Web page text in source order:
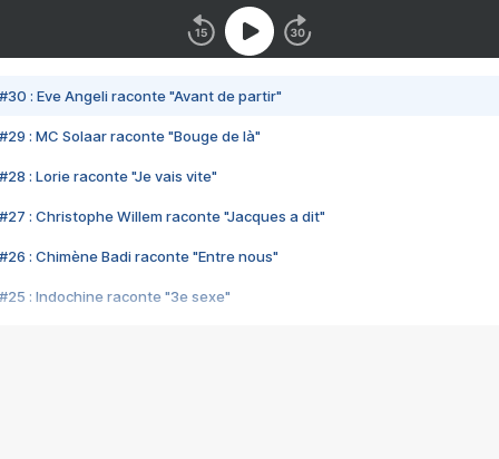
#30 : Eve Angeli raconte "Avant de partir"
#29 : MC Solaar raconte "Bouge de là"
#28 : Lorie raconte "Je vais vite"
#27 : Christophe Willem raconte "Jacques a dit"
#26 : Chimène Badi raconte "Entre nous"
#25 : Indochine raconte "3e sexe"